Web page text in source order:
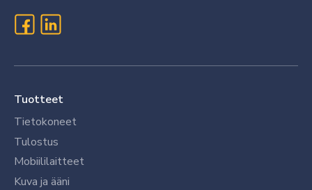
Tuotteet
Tietokoneet
Tulostus
Mobiililaitteet
Kuva ja ääni